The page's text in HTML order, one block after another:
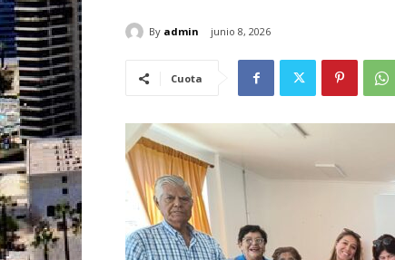
By admin junio 8, 2026
Cuota